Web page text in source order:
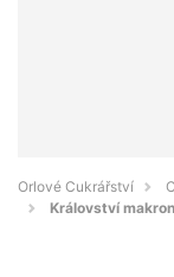
Orlové Cukrářství
Království